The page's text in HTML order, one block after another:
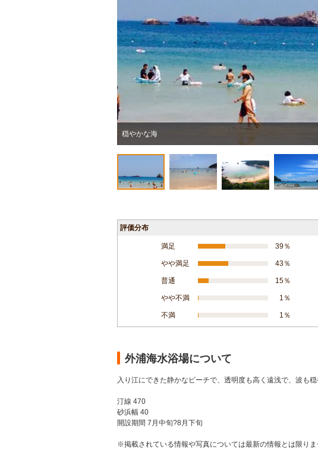
穏やかな海
評価分布
満足 39％
やや満足 43％
普通 15％
やや不満 1％
不満 1％
外浦海水浴場について
入り江にできた静かなビーチで、透明度も高く遠浅で、波も
汀線 470
砂浜幅 40
開設期間 7月中旬?8月下旬
※掲載されている情報や写真については最新の情報とは限り